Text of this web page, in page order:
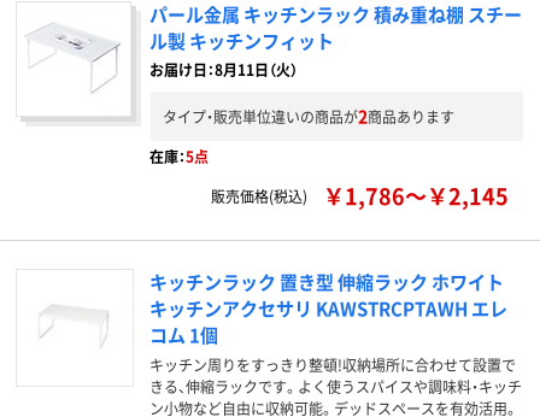
パール金属 キッチンラック 積み重ね棚 スチー
ル製 キッチンフィット
お届け日：8月11日（火）
タイプ・販売単位違いの商品が2商品あります
在庫：5点
販売価格(税込)
￥1,786～￥2,145
キッチンラック 置き型 伸縮ラック ホワイト
キッチンアクセサリ KAWSTRCPTAWH エレ
コム 1個
キッチン周りをすっきり整頓!収納場所に合わせて設置で
きる、伸縮ラックです。よく使うスパイスや調味料・キッチ
ン小物など自由に収納可能。デッドスペースを有効活用。